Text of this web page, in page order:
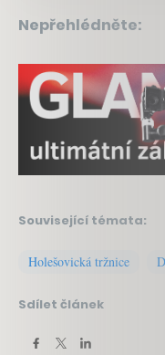
Nepřehlédněte:
Související témata:
Holešovická tržnice
Sdílet článek